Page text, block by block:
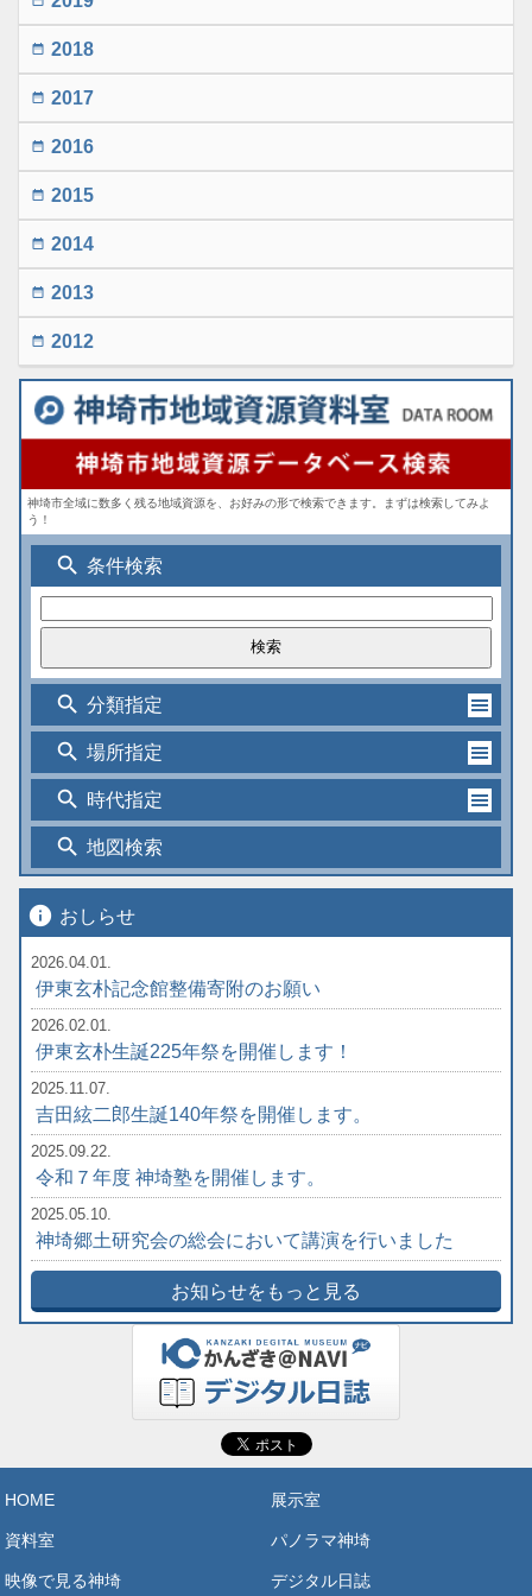
date_range 2018
date_range 2017
date_range 2016
date_range 2015
date_range 2014
date_range 2013
date_range 2012
神埼市全域に数多く残る地域資源を、お好みの形で検索できます。まずは検索してみよ
う！
search 条件検索
search 分類指定
search 場所指定
search 時代指定
search 地図検索
info おしらせ
2026.04.01.
伊東玄朴記念館整備寄附のお願い
2026.02.01.
伊東玄朴生誕225年祭を開催します！
2025.11.07.
吉田絃二郎生誕140年祭を開催します。
2025.09.22.
令和７年度 神埼塾を開催します。
2025.05.10.
神埼郷土研究会の総会において講演を行いました
お知らせをもっと見る
HOME 展示室
資料室 パノラマ神埼
映像で見る神埼 デジタル日誌